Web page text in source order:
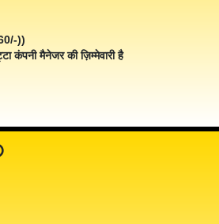
))
कंपनी मैनेजर की ज़िम्मेवारी है